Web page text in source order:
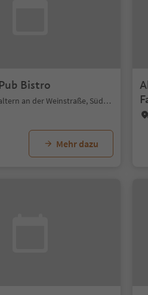
Bistro
Mitterdorf, Kaltern an der Weinstraße, Südtiroler Weinstraße
Mehr dazu